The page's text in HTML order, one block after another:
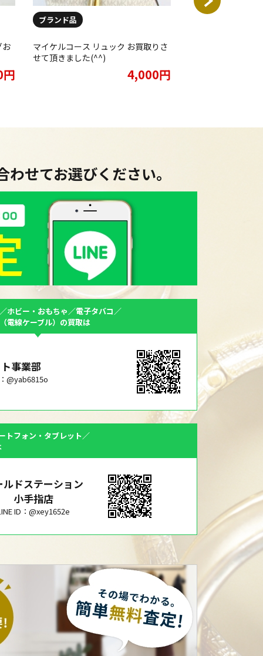
お
ブランド品
マイケルコース リュック お買取りさ
せて頂きました(^^)
4,000円
せてお選びください。
ホビー・おもちゃ／電子タバコ／
電線ケーブル）の買取は
事業部
@yab6815o
トフォン・タブレット／
ルドステーション
小手指店
ID：@xey1652e